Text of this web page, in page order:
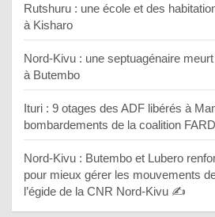
Rutshuru : une école et des
à Kisharo
Nord-Kivu : une septuagénaire
à Butembo
Ituri : 9 otages des ADF libérés à
bombardements de la coalition
Nord-Kivu : Butembo et Lubero
pour mieux gérer les mouvements
l’égide de la CNR Nord-Kivu ✍️